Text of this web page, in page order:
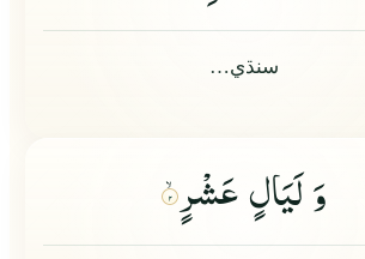
سنڌي…
وَ لَیَالٍ عَشْرٍ ۲